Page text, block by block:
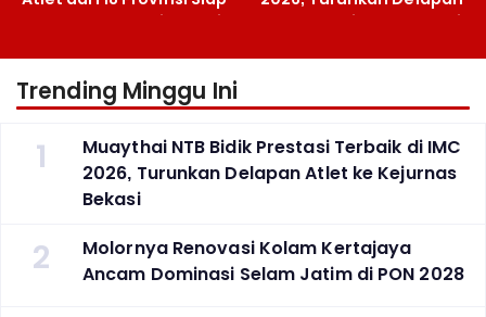
Berlaga Besok di Bekasi
Atlet ke Kejurnas Bekasi
Trending Minggu Ini
1
Muaythai NTB Bidik Prestasi Terbaik di IMC
2026, Turunkan Delapan Atlet ke Kejurnas
Bekasi
2
Molornya Renovasi Kolam Kertajaya
Ancam Dominasi Selam Jatim di PON 2028